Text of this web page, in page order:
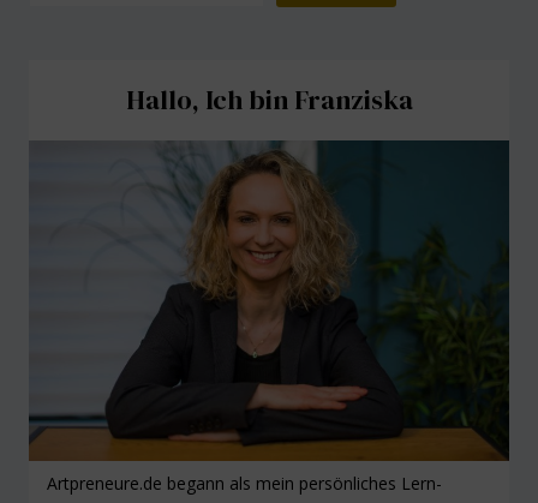
Hallo, Ich bin Franziska
Artpreneure.de begann als mein persönliches Lern-